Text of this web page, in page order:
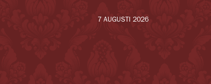
7 AUGUSTI 2026